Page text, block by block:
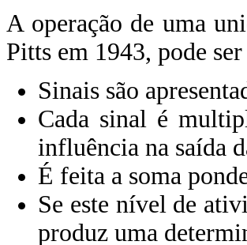
A operação de uma
Pitts em 1943, pode
Sinais são
Cada sinal é
influência na saída
É feita a soma
Se este nível de
produz uma